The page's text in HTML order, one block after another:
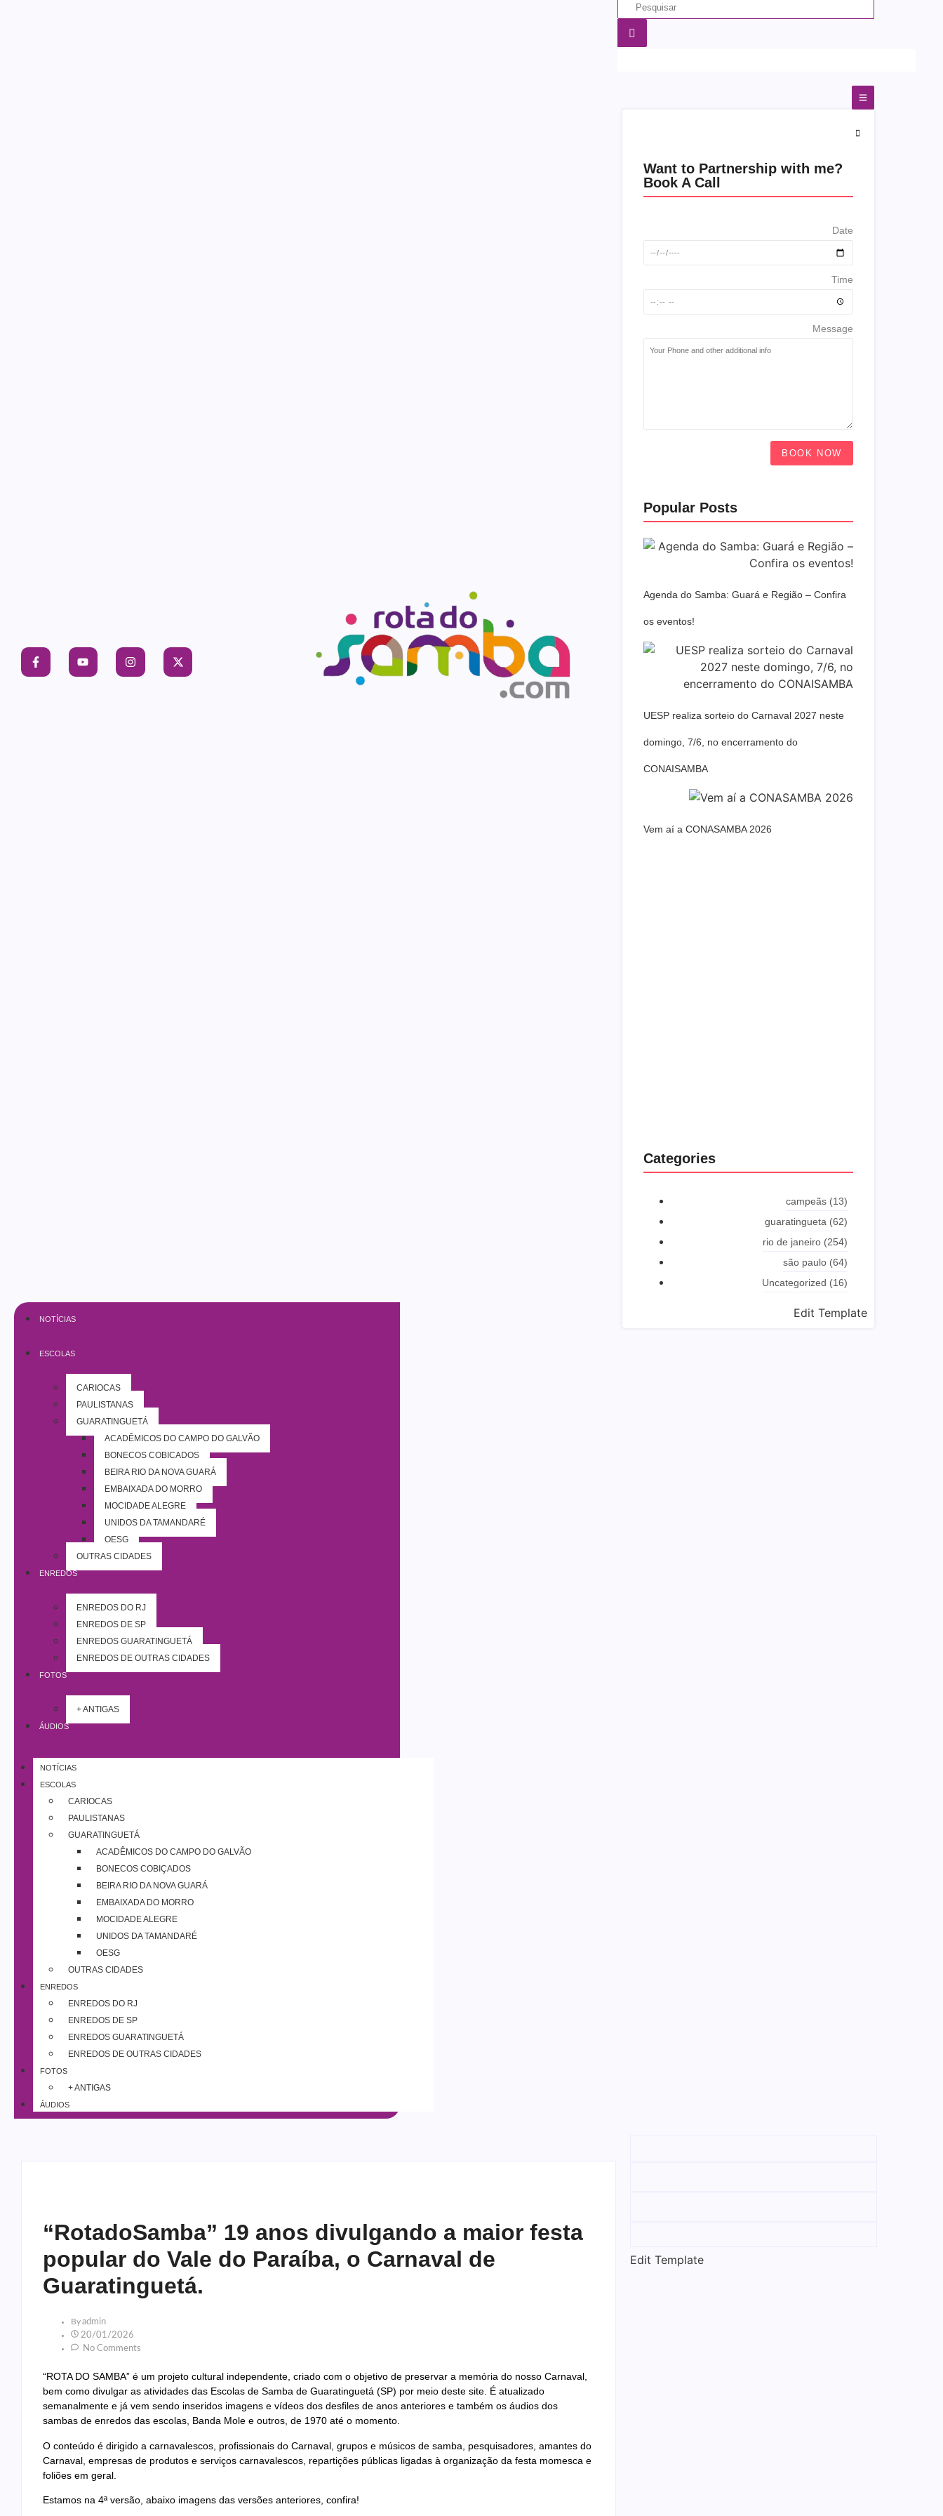
Want to Partnership with me?
Book A Call
Date
Time
Message
BOOK NOW
Popular Posts
Agenda do Samba: Guará e Região – Confira
os eventos!
UESP realiza sorteio do Carnaval 2027 neste
domingo, 7/6, no encerramento do
CONAISAMBA
Vem aí a CONASAMBA 2026
Categories
campeãs(13)
guaratingueta(62)
rio de janeiro(254)
são paulo(64)
Uncategorized (16)
Edit Template
NOTÍCIAS
ESCOLAS
CARIOCAS
PAULISTANAS
GUARATINGUETÁ
ACADÊMICOS DO CAMPO DO GALVÃO
BONECOS COBIÇADOS
BEIRA RIO DA NOVA GUARÁ
EMBAIXADA DO MORRO
MOCIDADE ALEGRE
UNIDOS DA TAMANDARÉ
OESG
OUTRAS CIDADES
ENREDOS
ENREDOS DO RJ
ENREDOS DE SP
ENREDOS GUARATINGUETÁ
ENREDOS DE OUTRAS CIDADES
FOTOS
+ ANTIGAS
ÁUDIOS
NOTÍCIAS
ESCOLAS
CARIOCAS
PAULISTANAS
GUARATINGUETÁ
ACADÊMICOS DO CAMPO DO GALVÃO
BONECOS COBIÇADOS
BEIRA RIO DA NOVA GUARÁ
EMBAIXADA DO MORRO
MOCIDADE ALEGRE
UNIDOS DA TAMANDARÉ
OESG
OUTRAS CIDADES
ENREDOS
ENREDOS DO RJ
ENREDOS DE SP
ENREDOS GUARATINGUETÁ
ENREDOS DE OUTRAS CIDADES
FOTOS
+ ANTIGAS
ÁUDIOS
“RotadoSamba” 19 anos divulgando a maior festa
popular do Vale do Paraíba, o Carnaval de
Guaratinguetá.
ByAdmin
20/01/2026
No Comments
“ROTA DO SAMBA” é um projeto cultural independente, criado com o objetivo de preservar a memória do nosso Carnaval,
bem como divulgar as atividades das Escolas de Samba de Guaratinguetá (SP) por meio deste site. É atualizado
semanalmente e já vem sendo inseridos imagens e vídeos dos desfiles de anos anteriores e também os áudios dos
sambas de enredos das escolas, Banda Mole e outros, de 1970 até o momento.
O conteúdo é dirigido a carnavalescos, profissionais do Carnaval, grupos e músicos de samba, pesquisadores, amantes do
Carnaval, empresas de produtos e serviços carnavalescos, repartições públicas ligadas à organização da festa momesca e
foliões em geral.
Estamos na 4ª versão, abaixo imagens das versões anteriores, confira!
Edit Template